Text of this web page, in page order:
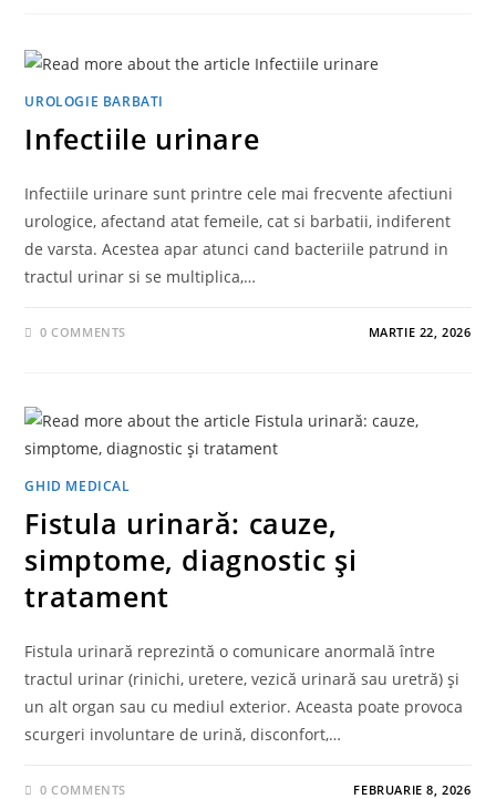
UROLOGIE BARBATI
Infectiile urinare
Infectiile urinare sunt printre cele mai frecvente afectiuni
urologice, afectand atat femeile, cat si barbatii, indiferent
de varsta. Acestea apar atunci cand bacteriile patrund in
tractul urinar si se multiplica,…
0 COMMENTS MARTIE 22, 2026
GHID MEDICAL
Fistula urinară: cauze,
simptome, diagnostic și
tratament
Fistula urinară reprezintă o comunicare anormală între
tractul urinar (rinichi, uretere, vezică urinară sau uretră) și
un alt organ sau cu mediul exterior. Aceasta poate provoca
scurgeri involuntare de urină, disconfort,…
0 COMMENTS FEBRUARIE 8, 2026